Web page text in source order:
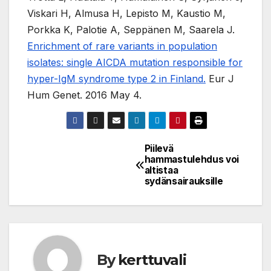
Viskari H, Almusa H, Lepisto M, Kaustio M,
Porkka K, Palotie A, Seppänen M, Saarela J.
Enrichment of rare variants in population
isolates: single AICDA mutation responsible for
hyper-IgM syndrome type 2 in Finland. Eur J
Hum Genet. 2016 May 4.
Piilevä
hammastulehdus voi
altistaa
sydänsairauksille
Bykerttuvali